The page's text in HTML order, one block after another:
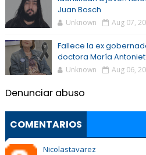
Juan Bosch
Unknown Aug 07,
Fallece la ex
doctora María
Unknown Aug 06,
Denunciar abuso
COMENTARIOS
Nicolastavarez